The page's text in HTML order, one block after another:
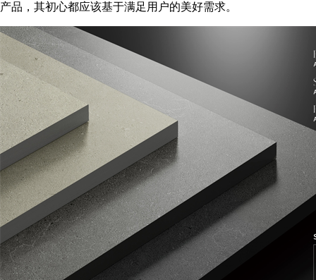
产品，其初心都应该基于满足用户的美好需求。